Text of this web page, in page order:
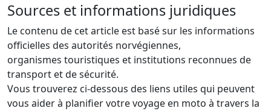
Sources et informations juridiques
Le contenu de cet article est basé sur les informations
officielles des autorités norvégiennes,
organismes touristiques et institutions reconnues de
transport et de sécurité.
Vous trouverez ci-dessous des liens utiles qui peuvent
vous aider à planifier votre voyage en moto à travers la